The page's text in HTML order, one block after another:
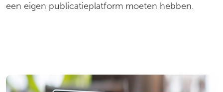
een eigen publicatieplatform moeten hebben.